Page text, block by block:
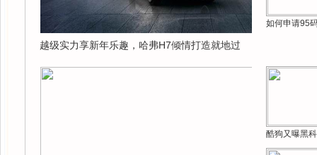
越级实力享新年乐趣，哈弗H7倾情打造就地过
如何申请95
酷狗又曝黑